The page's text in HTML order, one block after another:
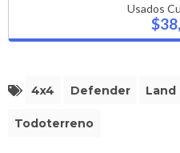
Usados
4x4 Defender Land
Todoterreno